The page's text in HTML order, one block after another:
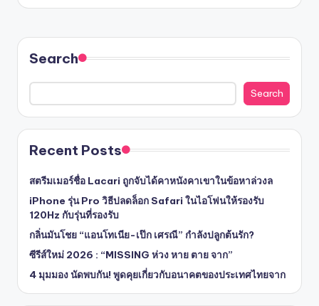
Search
Search
Recent Posts
สตรีมเมอร์ชื่อ Lacari ถูกจับได้คาหนังคาเขาในข้อหาล่วงล
iPhone รุ่น Pro วิธีปลดล็อก Safari ในไอโฟนให้รองรับ
120Hz กับรุ่นที่รองรับ
กลิ่นมันโชย “แอนโทเนีย-เป๊ก เศรณี” กำลังปลูกต้นรัก?
ซีรีส์ใหม่ 2026 : “MISSING ห่วง หาย ตาย จาก”
4 มุมมอง นัดพบกัน! พูดคุยเกี่ยวกับอนาคตของประเทศไทยจาก